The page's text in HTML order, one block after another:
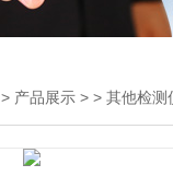
> 产品展示 > > 其他检测